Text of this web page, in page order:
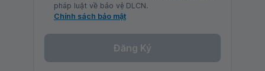
pháp luật về bảo vệ DLCN.
Chính sách bảo mật
Đăng Ký